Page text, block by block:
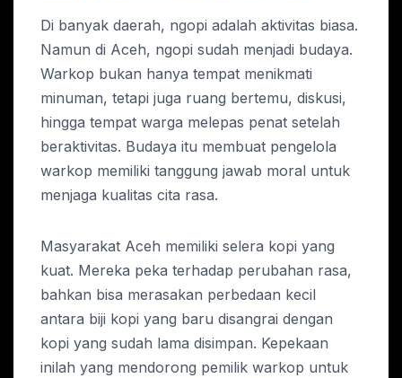
Di banyak daerah, ngopi adalah aktivitas biasa.
Namun di Aceh, ngopi sudah menjadi budaya.
Warkop bukan hanya tempat menikmati
minuman, tetapi juga ruang bertemu, diskusi,
hingga tempat warga melepas penat setelah
beraktivitas. Budaya itu membuat pengelola
warkop memiliki tanggung jawab moral untuk
menjaga kualitas cita rasa.
Masyarakat Aceh memiliki selera kopi yang
kuat. Mereka peka terhadap perubahan rasa,
bahkan bisa merasakan perbedaan kecil
antara biji kopi yang baru disangrai dengan
kopi yang sudah lama disimpan. Kepekaan
inilah yang mendorong pemilik warkop untuk